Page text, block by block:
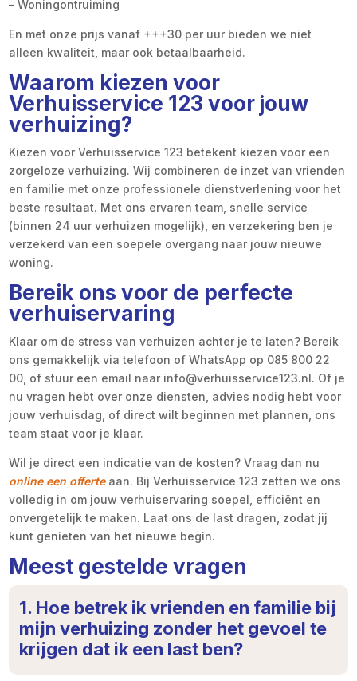
– Woningontruiming
En met onze prijs vanaf +++30 per uur bieden we niet
alleen kwaliteit, maar ook betaalbaarheid.
Waarom kiezen voor
Verhuisservice 123 voor jouw
verhuizing?
Kiezen voor Verhuisservice 123 betekent kiezen voor een
zorgeloze verhuizing. Wij combineren de inzet van vrienden
en familie met onze professionele dienstverlening voor het
beste resultaat. Met ons ervaren team, snelle service
(binnen 24 uur verhuizen mogelijk), en verzekering ben je
verzekerd van een soepele overgang naar jouw nieuwe
woning.
Bereik ons voor de perfecte
verhuiservaring
Klaar om de stress van verhuizen achter je te laten? Bereik
ons gemakkelijk via telefoon of WhatsApp op 085 800 22
00, of stuur een email naar info@verhuisservice123.nl. Of je
nu vragen hebt over onze diensten, advies nodig hebt voor
jouw verhuisdag, of direct wilt beginnen met plannen, ons
team staat voor je klaar.
Wil je direct een indicatie van de kosten? Vraag dan nu
online een offerteaan. Bij Verhuisservice 123 zetten we ons
volledig in om jouw verhuiservaring soepel, efficiënt en
onvergetelijk te maken. Laat ons de last dragen, zodat jij
kunt genieten van het nieuwe begin.
Meest gestelde vragen
1. Hoe betrek ik vrienden en familie bij
mijn verhuizing zonder het gevoel te
krijgen dat ik een last ben?